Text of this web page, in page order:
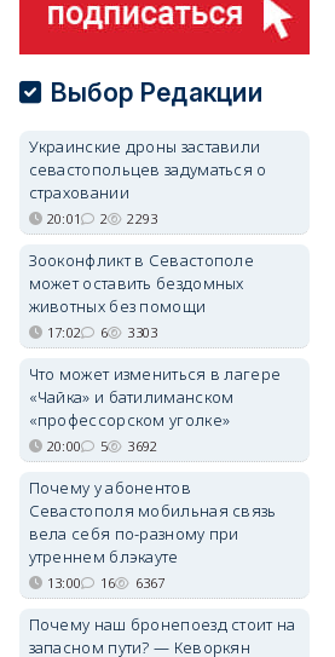
Выбор Редакции
Украинские дроны заставили
севастопольцев задуматься о
страховании
20:01 2 2293
Зооконфликт в Севастополе
может оставить бездомных
животных без помощи
17:02 6 3303
Что может измениться в лагере
«Чайка» и батилиманском
«профессорском уголке»
20:00 5 3692
Почему у абонентов
Севастополя мобильная связь
вела себя по-разному при
утреннем блэкауте
13:00 16 6367
Почему наш бронепоезд стоит на
запасном пути? — Кеворкян